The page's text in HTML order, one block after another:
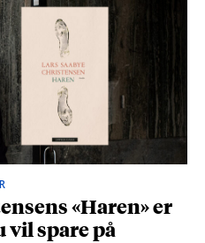
«Haren» er
vil spare på